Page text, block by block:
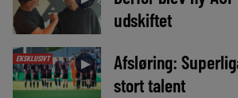
udskiftet
EKSKLUSIVT ►
Afsløring:
stort talent